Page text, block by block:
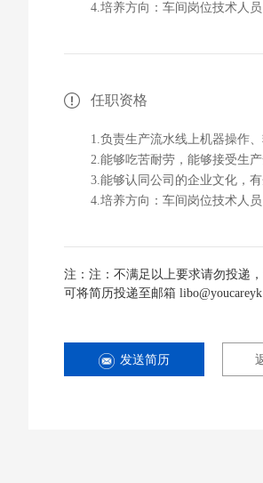
4.培养方向：车间岗位技术人
任职资格
1.负责生产流水线上机器操作
2.能够吃苦耐劳，能够接受生产
3.能够认同公司的企业文化，有
4.培养方向：车间岗位技术人
注：注：不满足以上要求请勿投递，
可将简历投递至邮箱
发送简历